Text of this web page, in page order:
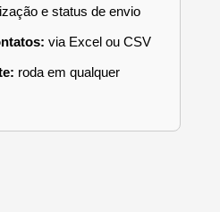
e status de envio
via Excel ou CSV
roda em qualquer